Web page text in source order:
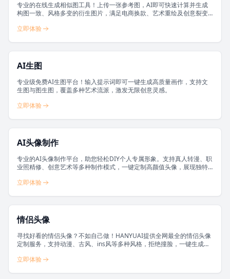
专业的在线生成相似图工具！上传一张参考图，AI即可快速计算并生成
构图一致、风格多变的衍生图片，满足电商换款、艺术重绘及创意裂变
立即体验
AI生图
专业级免费AI生图平台！输入提示词即可一键生成高质量画作，支持文
生图与图生图，覆盖多种艺术流派，激发无限创意灵感。
立即体验
AI头像制作
专业的AI头像制作平台，助您轻松DIY个人专属形象。支持真人转漫、职
业照精修、创意艺术等多种制作模式，一键定制高颜值头像，展现独特
立即体验
情侣头像
寻找好看的情侣头像？不如自己做！HANYUAI提供全网最全的情侣头像
定制服务，支持动漫、古风、ins风等多种风格，拒绝撞脸，一键生成独
立即体验